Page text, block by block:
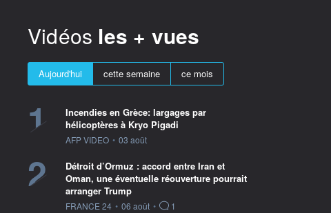
Vidéos les + vues
Aujourd'hui cette semaine ce mois
1
Incendies en Grèce: largages par
hélicoptères à Kryo Pigadi
information fournie par
AFP VIDEO • 03 août
2
Détroit d’Ormuz : accord entre Iran et
Oman, une éventuelle réouverture pourrait
arranger Trump
information fournie par
FRANCE 24 • 06 août • 1